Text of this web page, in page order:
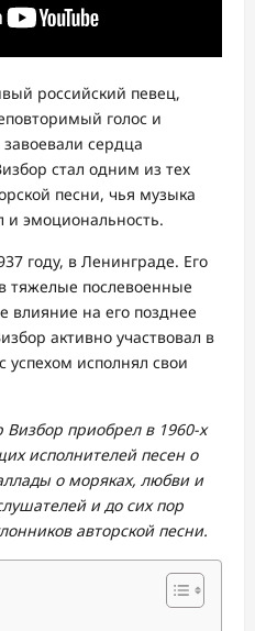
российский певец,
голос и
сердца
стал одним из тех
песни, чья музыка
и эмоциональность.
году, в Ленинграде. Его
тяжелые послевоенные
влияние на его позднее
активно участвовал в
успехом исполнял свои
приобрел в 1960-х
исполнителей песен о
о моряках, любви и
и до сих пор
авторской песни.